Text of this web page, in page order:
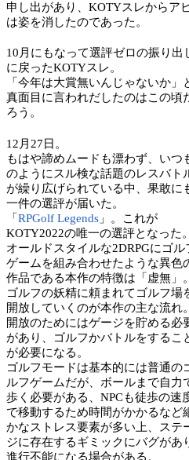
申し出があり、KOTYスレからア
は姿を消したのであった。
10月にもなって選評ゼロの振り出
に戻ったKOTYスレ。
「今年は大賞無いんじゃないか」
真面目に言われだしたのはこの頃
ろう。
12月27日。
もはや諦めムードも漂わず、いつ
のようにスル検な話題のレスバト
が繰り広げられている中、果敢に
一件の選評が届いた。
「 RPGolf Legends 」。これが
KOTY2022の唯一の選評となった
オールドスタイルな2DRPGにゴル
ゲームを組み合わせたような異色
作品である本作の特徴は「虚無」
ゴルフの妖精に頼まれてゴルフ場
開放していくのが本作の主な流れ
開放のためにはゲージを貯める必
があり、ゴルフかバトルをするこ
が必要になる。
ゴルフモードは基本的には普通の
ルフゲームだが、ボールまで自力
歩く必要がある、NPCも徒歩の速
で移動するため時間がかかるなど
かなストレス要素が多い上、ステ
ジに存在するギミックにバグがあ
進行不能になる場合がある。